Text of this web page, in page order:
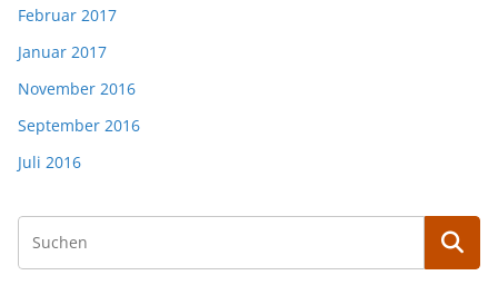
Februar 2017
Januar 2017
November 2016
September 2016
Juli 2016